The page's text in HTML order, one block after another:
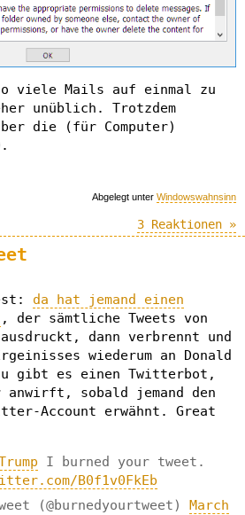
viele Mails auf einmal zu
unüblich. Trotzdem
die (für Computer)
Abgelegt unter Windowswahnsinn
3 Reaktionen »
da hat jemand einen
, der sämtliche Tweets von
dann verbrennt und
wiederum an Donald
gibt es einen Twitterbot,
anwirft, sobald jemand den
Account erwähnt. Great
I burned your tweet.
B0f1v0FkEb
(@burnedyourtweet)
March